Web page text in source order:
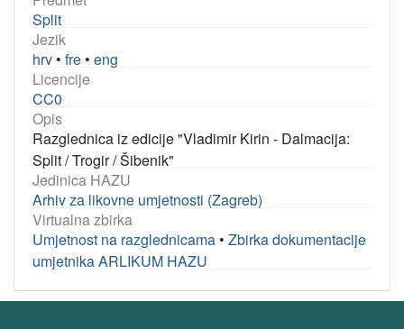
Split
Jezik
hrv • fre • eng
Licencije
CC0
Opis
Razglednica iz edicije "Vladimir Kirin - Dalmacija:
Split / Trogir / Šibenik"
Jedinica HAZU
Arhiv za likovne umjetnosti (Zagreb)
Virtualna zbirka
Umjetnost na razglednicama • Zbirka dokumentacije
umjetnika ARLIKUM HAZU